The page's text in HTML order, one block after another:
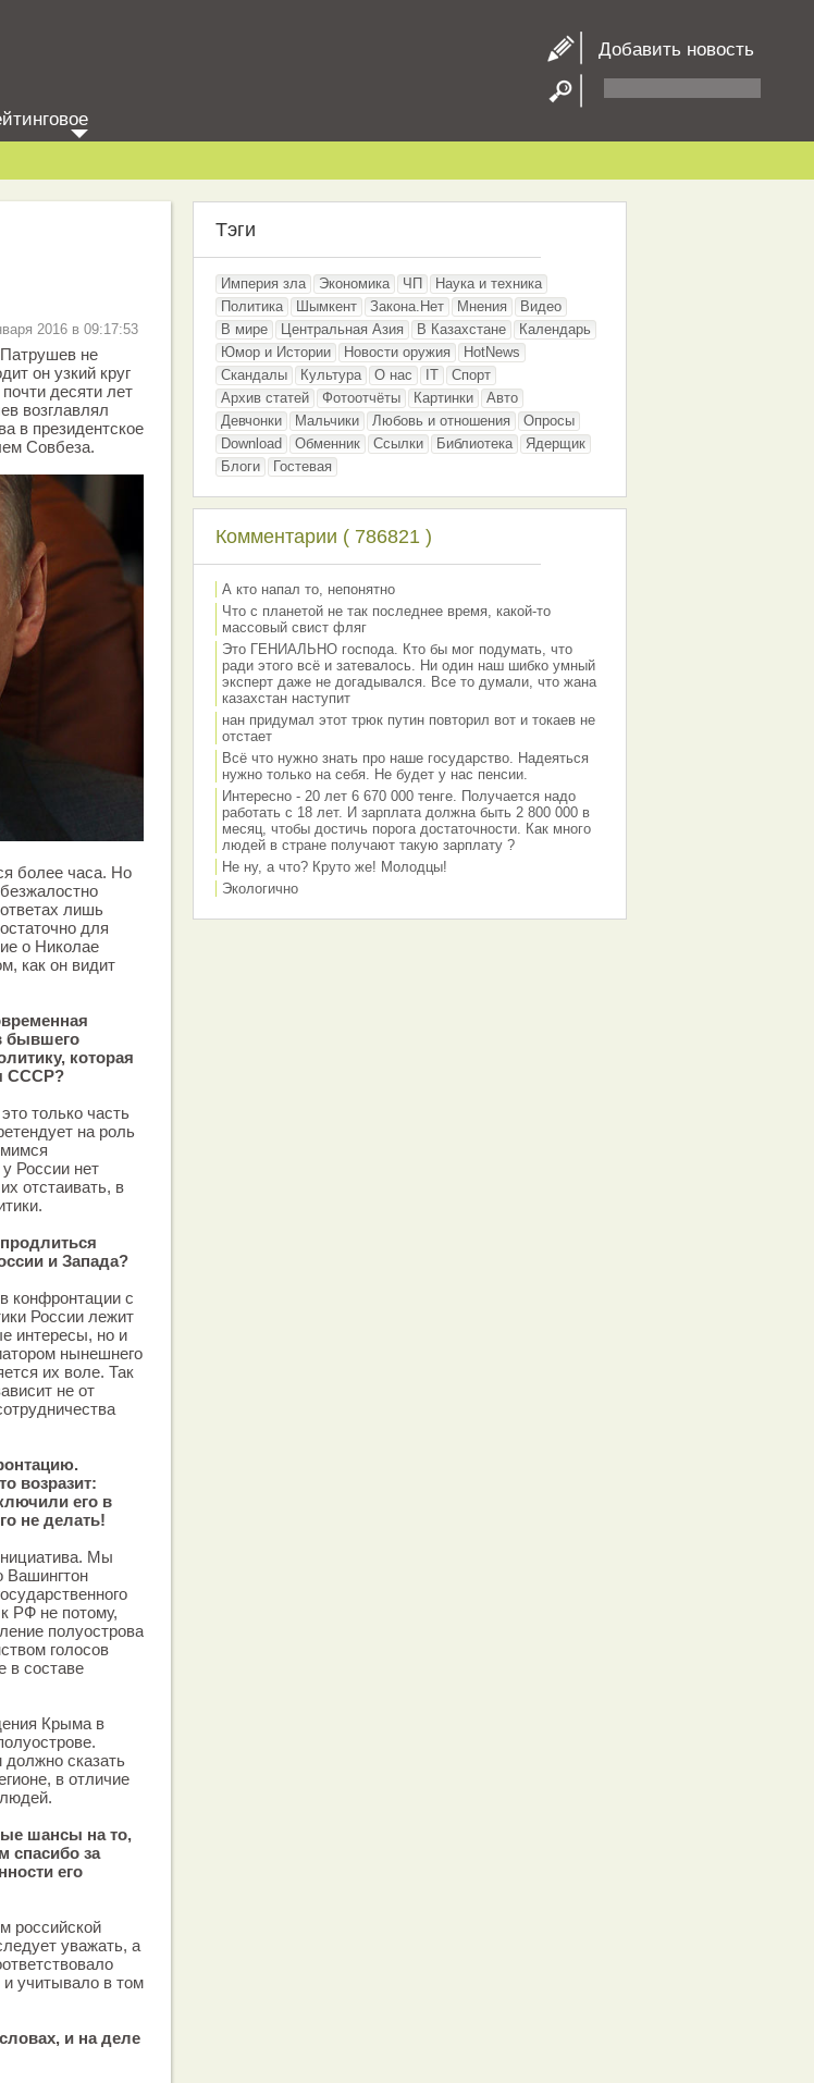
Добавить новость
2016 в 09:17:53
не
он узкий круг
десяти лет
возглавлял
в президентское
Совбеза.
более часа. Но
лишь
для
о Николае
как он видит
бывшего
которая
СССР?
только часть
на роль
России нет
отстаивать, в
и Запада?
конфронтации с
России лежит
интересы, но и
нынешнего
их воле. Так
не от
возразит:
его в
не делать!
Мы
Вашингтон
РФ не потому,
полуострова
голосов
в составе
Крыма в
сказать
в отличие
шансы на то,
спасибо за
его
российской
уважать, а
учитывало в том
и на деле
Тэги
Империя зла Экономика ЧП
Наука и техника
Политика
Шымкент Закона.Нет Мнения
Видео
В мире
Центральная Азия В Казахстане
Календарь
Юмор и Истории
Новости оружия
HotNews
Скандалы
Культура О нас IT
Спорт
Архив статей
Фотоотчёты Картинки
Авто
Девчонки
Мальчики Любовь и отношения
Опросы
Download
Обменник Ссылки Библиотека
Ядерщик
Блоги
Гостевая
Комментарии ( 786821 )
А кто напал то, непонятно
Что с планетой не так последнее время, какой-то
массовый свист фляг
Это ГЕНИАЛЬНО господа. Кто бы мог подумать, что
ради этого всё и затевалось. Ни один наш шибко умный
эксперт даже не догадывался. Все то думали, что жана
казахстан наступит
нан придумал этот трюк путин повторил вот и токаев не
отстает
Всё что нужно знать про наше государство. Надеяться
нужно только на себя. Не будет у нас пенсии.
Интересно - 20 лет 6 670 000 тенге. Получается надо
работать с 18 лет. И зарплата должна быть 2 800 000 в
месяц, чтобы достичь порога достаточности. Как много
людей в стране получают такую зарплату ?
Не ну, а что? Круто же! Молодцы!
Экологично